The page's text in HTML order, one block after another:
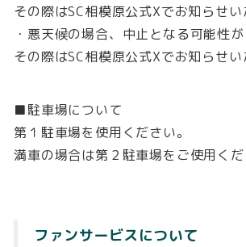
その際はSC相模原公式Xでお知らせい
・悪天候の場合、中止となる可能性が
その際はSC相模原公式Xでお知らせい
■駐車場について
第１駐車場を使用ください。
満車の場合は第２駐車場をご使用くだ
ファンサービスについて